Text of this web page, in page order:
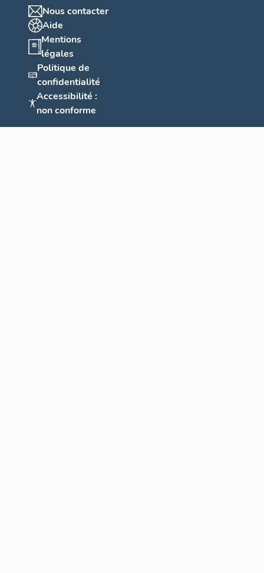
Nous contacter
Aide
Mentions
légales
Politique de
confidentialité
Accessibilité :
non conforme